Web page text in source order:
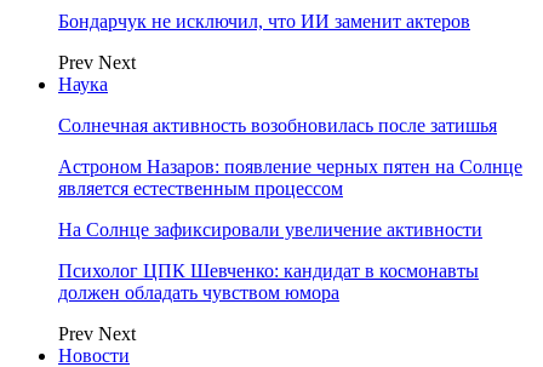
Бондарчук не исключил, что ИИ заменит актеров
Prev Next
Наука
Солнечная активность возобновилась после затишья
Астроном Назаров: появление черных пятен на Солнце
является естественным процессом
На Солнце зафиксировали увеличение активности
Психолог ЦПК Шевченко: кандидат в космонавты
должен обладать чувством юмора
Prev Next
Новости